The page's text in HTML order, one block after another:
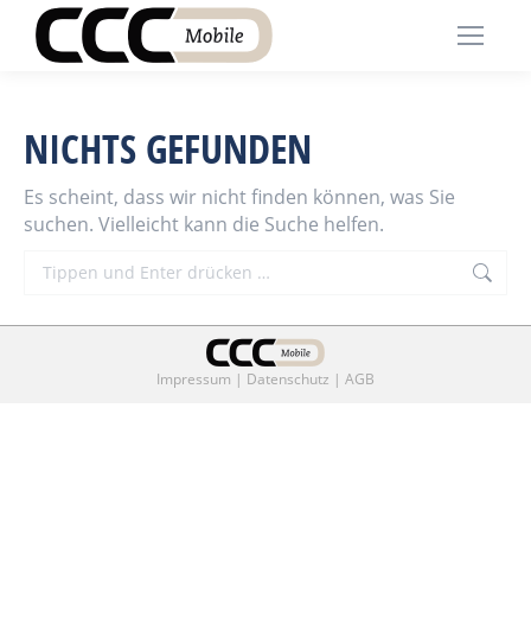
NICHTS GEFUNDEN
Es scheint, dass wir nicht finden können, was Sie
suchen. Vielleicht kann die Suche helfen.
Search:
Impressum | Datenschutz | AGB